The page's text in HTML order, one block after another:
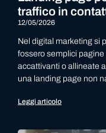
traffico in
12/05/2026
Nel digital marketing si
fossero semplici
accattivanti o allineate
una landing page non
Leggi articolo